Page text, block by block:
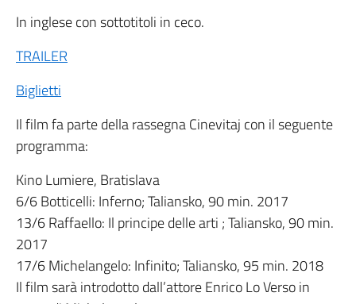
In inglese con sottotitoli in ceco.
TRAILER
Biglietti
Il film fa parte della rassegna Cinevitaj con il seguente
programma:
Kino Lumiere, Bratislava
6/6 Botticelli: Inferno; Taliansko, 90 min. 2017
13/6 Raffaello: Il principe delle arti ; Taliansko, 90 min.
2017
17/6 Michelangelo: Infinito; Taliansko, 95 min. 2018
Il film sarà introdotto dall’attore Enrico Lo Verso in